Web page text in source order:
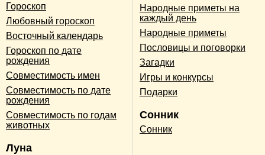
Гороскоп
Любовный гороскоп
Восточный календарь
Гороскоп по дате
рождения
Совместимость имен
Совместимость по дате
рождения
Совместимость по годам
животных
Луна
Народные приметы на
каждый день
Народные приметы
Пословицы и поговорки
Загадки
Игры и конкурсы
Подарки
Сонник
Сонник